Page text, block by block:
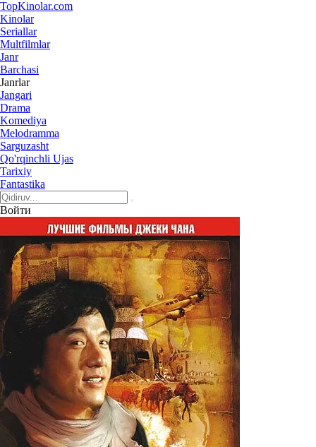
TopKinolar.com
Kinolar
Seriallar
Multfilmlar
Janr
Barchasi
Janrlar
Jangari
Drama
Komediya
Melodramma
Sarguzasht
Qo'rqinchli Ujas
Tarixiy
Fantastika
Войти